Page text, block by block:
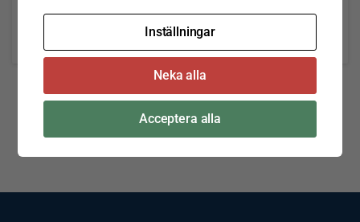
Inställningar
Neka alla
Acceptera alla